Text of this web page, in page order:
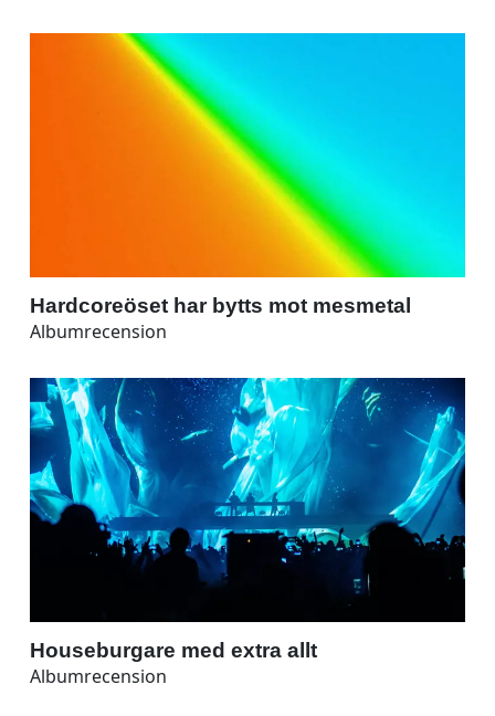
Hardcoreöset har bytts mot mesmetal
Albumrecension
Houseburgare med extra allt
Albumrecension